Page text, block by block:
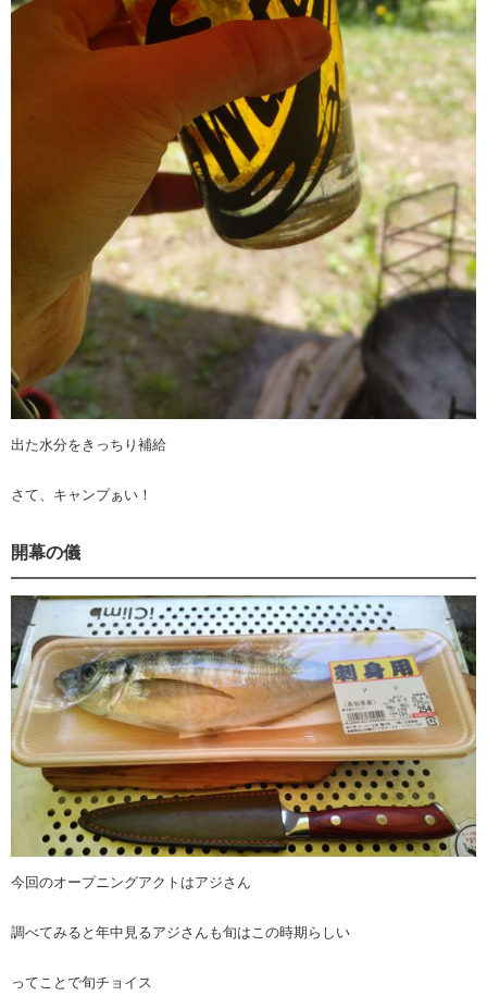
出た水分をきっちり補給
さて、キャンプぁい！
開幕の儀
今回のオープニングアクトはアジさん
調べてみると年中見るアジさんも旬はこの時期らしい
ってことで旬チョイス